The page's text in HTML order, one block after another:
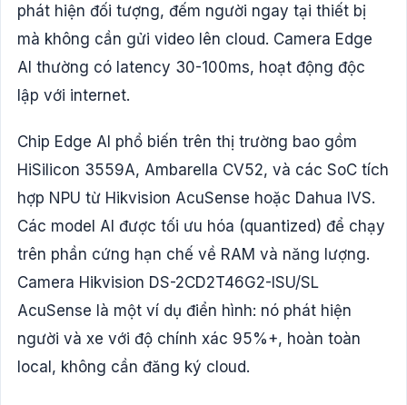
phát hiện đối tượng, đếm người ngay tại thiết bị
mà không cần gửi video lên cloud. Camera Edge
AI thường có latency 30-100ms, hoạt động độc
lập với internet.
Chip Edge AI phổ biến trên thị trường bao gồm
HiSilicon 3559A, Ambarella CV52, và các SoC tích
hợp NPU từ Hikvision AcuSense hoặc Dahua IVS.
Các model AI được tối ưu hóa (quantized) để chạy
trên phần cứng hạn chế về RAM và năng lượng.
Camera Hikvision DS-2CD2T46G2-ISU/SL
AcuSense là một ví dụ điển hình: nó phát hiện
người và xe với độ chính xác 95%+, hoàn toàn
local, không cần đăng ký cloud.